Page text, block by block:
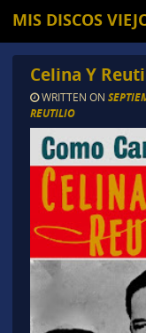
MIS DISCOS
Celina Y
WRITTEN ON
REUTILIO